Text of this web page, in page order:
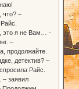
что? –
это я не Вам… -
–
продолжайте.
детектив? –
Райс.
– заявил